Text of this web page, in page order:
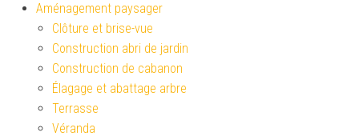
Aménagement paysager
Clôture et brise-vue
Construction abri de jardin
Construction de cabanon
Élagage et abattage arbre
Terrasse
Véranda